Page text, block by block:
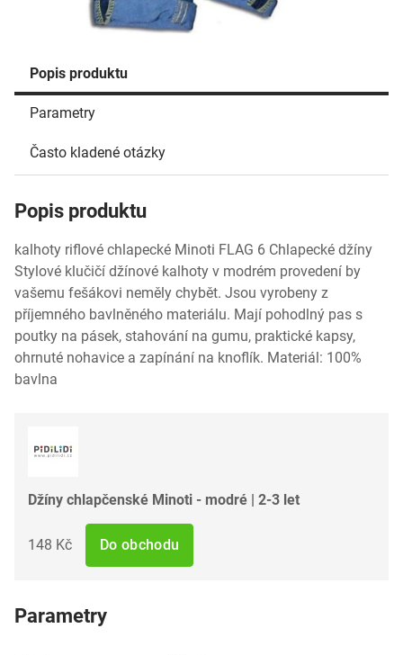
Popis produktu
Parametry
Často kladené otázky
Popis produktu
kalhoty riflové chlapecké Minoti FLAG 6 Chlapecké džíny
Stylové klučičí džínové kalhoty v modrém provedení by
vašemu fešákovi neměly chybět. Jsou vyrobeny z
příjemného bavlněného materiálu. Mají pohodlný pas s
poutky na pásek, stahování na gumu, praktické kapsy,
ohrnuté nohavice a zapínání na knoflík. Materiál: 100%
bavlna
Džíny chlapčenské Minoti - modré | 2-3 let
148 Kč Do obchodu
Parametry